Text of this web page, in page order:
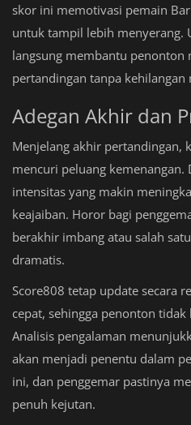
skor ini memotivasi pemain
untuk tampil lebih menyerang.
langsung membantu penonton
pertandingan tanpa
Adegan Akhir dan
Menjelang akhir pertandingan,
mencuri peluang kemenangan.
intensitas yang makin
keajaiban. Horor bagi
berakhir imbang atau salah
dramatis.
Score808 tetap update secara
cepat, sehingga penonton
Analisis pengalaman
akan menjadi penentu dalam
ini, dan penggemar pastinya
penuh kejutan.